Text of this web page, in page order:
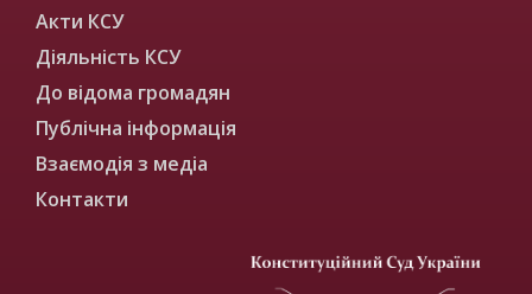
Акти КСУ
Діяльність КСУ
До відома громадян
Публічна інформація
Взаємодія з медіа
Контакти